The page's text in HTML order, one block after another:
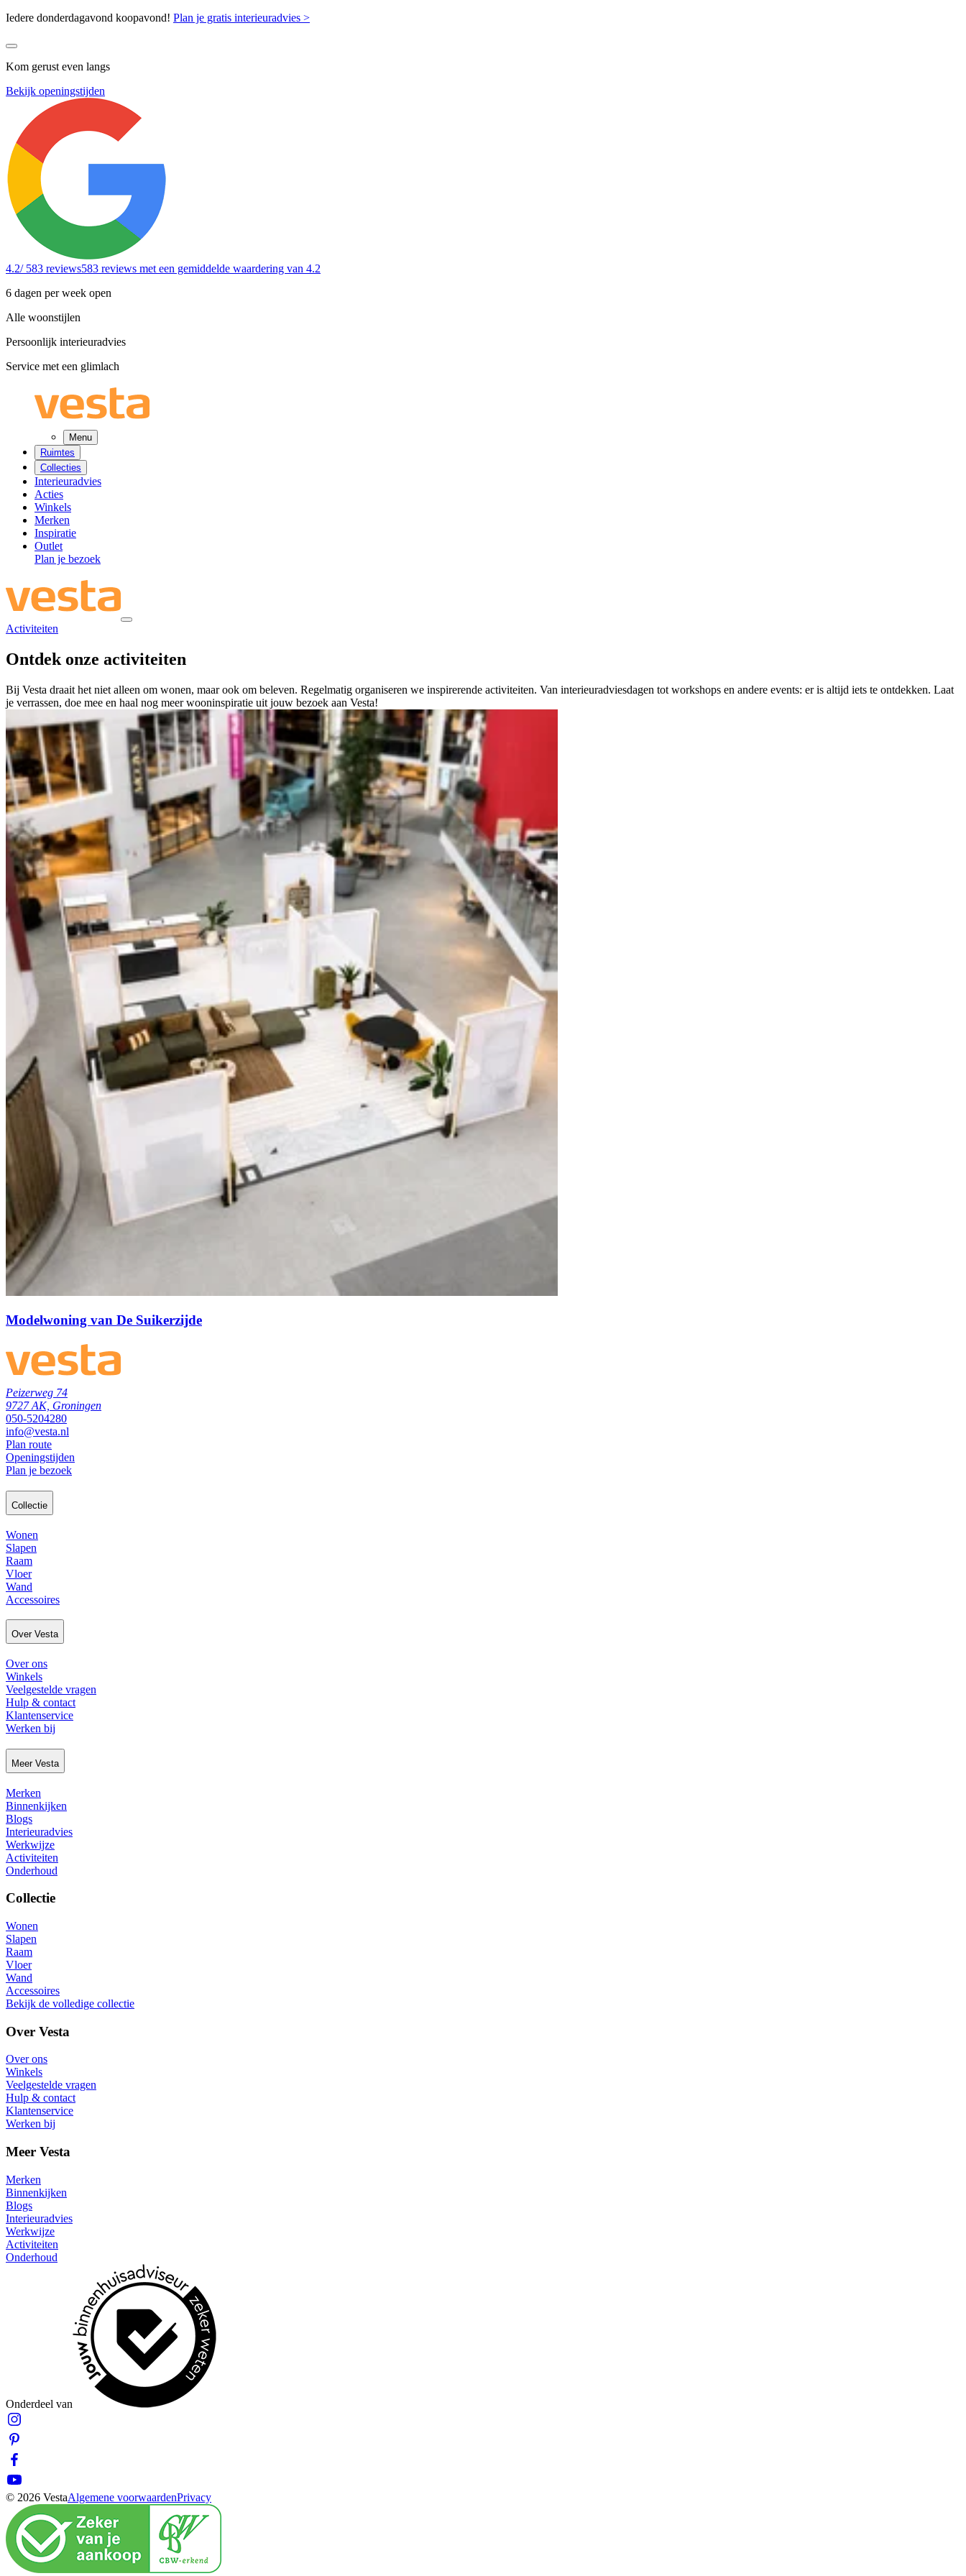
Iedere donderdagavond koopavond! Plan je gratis interieuradvies >
Kom gerust even langs
Bekijk openingstijden
4.2/ 583 reviews583 reviews met een gemiddelde waardering van 4.2
6 dagen per week open
Alle woonstijlen
Persoonlijk interieuradvies
Service met een glimlach
Menu
Ruimtes
Collecties
Interieuradvies
Acties
Winkels
Merken
Inspiratie
Outlet
Plan je bezoek
Activiteiten
Ontdek onze activiteiten
Bij Vesta draait het niet alleen om wonen, maar ook om beleven. Regelmatig organiseren we inspirerende activiteiten. Van interieuradviesdagen tot workshops en andere events: er is altijd iets te ontdekken. Laat
je verrassen, doe mee en haal nog meer wooninspiratie uit jouw bezoek aan Vesta!
Modelwoning van De Suikerzijde
Peizerweg 74
9727 AK, Groningen
050-5204280
info@vesta.nl
Plan route
Openingstijden
Plan je bezoek
Collectie
Wonen
Slapen
Raam
Vloer
Wand
Accessoires
Over Vesta
Over ons
Winkels
Veelgestelde vragen
Hulp & contact
Klantenservice
Werken bij
Meer Vesta
Merken
Binnenkijken
Blogs
Interieuradvies
Werkwijze
Activiteiten
Onderhoud
Collectie
Wonen
Slapen
Raam
Vloer
Wand
Accessoires
Bekijk de volledige collectie
Over Vesta
Over ons
Winkels
Veelgestelde vragen
Hulp & contact
Klantenservice
Werken bij
Meer Vesta
Merken
Binnenkijken
Blogs
Interieuradvies
Werkwijze
Activiteiten
Onderhoud
Onderdeel van
© 2026 VestaAlgemene voorwaardenPrivacy